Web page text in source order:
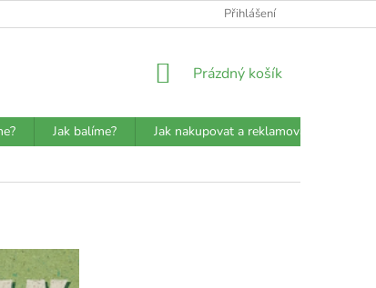
JAK BALÍME?
Přihlášení
NÁKUPNÍ
Prázdný košík
Jak balíme? Jak nakupovat a reklamovat?